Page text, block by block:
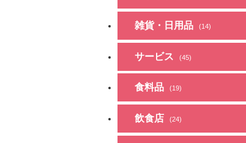
雑貨・日用品 (14)
サービス (45)
食料品 (19)
飲食店 (24)